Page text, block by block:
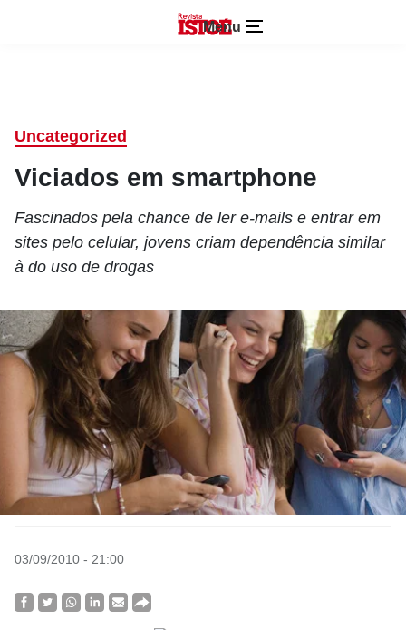
Menu
Uncategorized
Viciados em smartphone
Fascinados pela chance de ler e-mails e entrar em
sites pelo celular, jovens criam dependência similar
à do uso de drogas
03/09/2010 - 21:00